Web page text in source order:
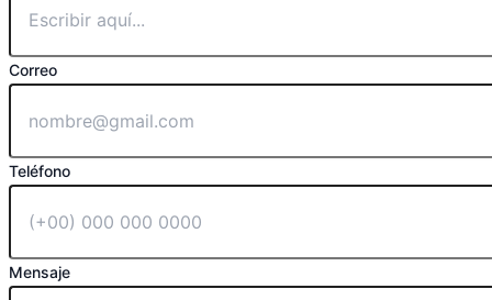
Correo
Teléfono
Mensaje